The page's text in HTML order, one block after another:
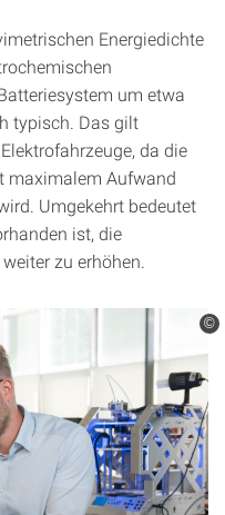
Energiedichte
um etwa
typisch. Das gilt
da die
maximalem Aufwand
Umgekehrt bedeutet
ist, die
zu erhöhen.
©